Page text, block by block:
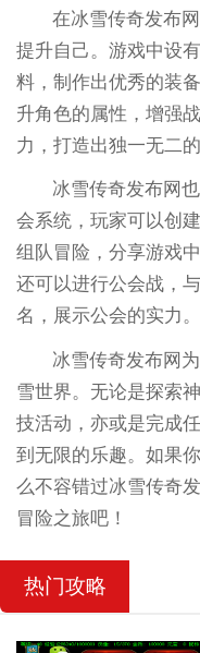
在冰雪传奇发布
提升自己。游戏中设
料，制作出优秀的装
升角色的属性，增强
力，打造出独一无二
冰雪传奇发布网
会系统，玩家可以创
组队冒险，分享游戏
还可以进行公会战，
名，展示公会的实力。
冰雪传奇发布网
雪世界。无论是探索
技活动，亦或是完成
到无限的乐趣。如果
么不容错过冰雪传奇
冒险之旅吧！
热门攻略